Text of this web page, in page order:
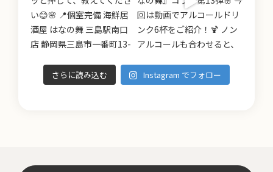
さらに読み込む Instagram でフォロー